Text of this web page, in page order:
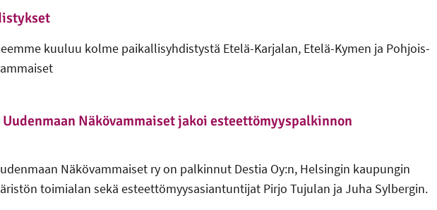
kuuluu kolme paikallisyhdistystä Etelä-Karjalan, Etelä-Kymen ja Pohjois-
Näkövammaiset jakoi esteettömyyspalkinnon
Näkövammaiset ry on palkinnut Destia Oy:n, Helsingin kaupungin
toimialan sekä esteettömyysasiantuntijat Pirjo Tujulan ja Juha Sylbergin.